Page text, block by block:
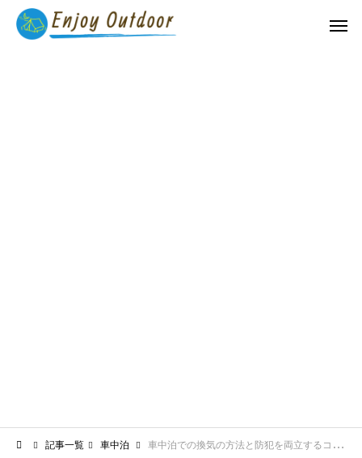
記事一覧 車中泊 車中泊での換気の方法と防犯を両立するコツ！安全で快適な車内の作り方